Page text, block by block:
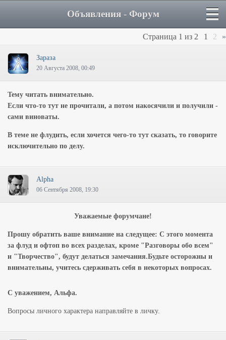
Объявления - Форум
Страница 1 из 2 1 2 »
Зараза
20 Августа 2008, 00:49
Тему читать внимательно.
Если что-то тут не прочитали, а потом накосячили и получили -
сами виноваты.
В теме не флудить, если хочется чего-то тут сказать, то говорите
исключительно по делу.
Alpha
06 Сентября 2008, 19:30
Уважаемые форумчане!
Прошу обратить ваше внимание на следущее: С этого момента
за флуд и офтоп во всех разделах, кроме "Разговоры обо всем"
и "Творчество", будут делаться замечания.Будьте осторожны и
внимательны, учитесь сдерживать себя в некоторых вопросах.
С уважением, Альфа.
Вопросы личного характера направляйте в личку.